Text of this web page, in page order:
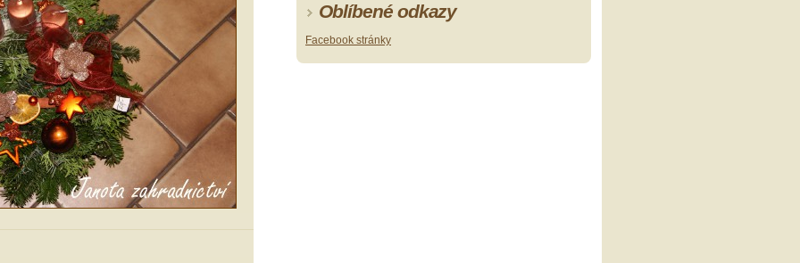
Oblíbené odkazy
Facebook stránky